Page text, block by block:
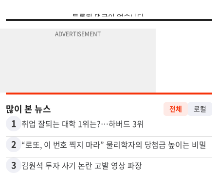
많이 본 뉴스
1 취업 잘되는 대학 1위는?…하버드 3위
2 “로또, 이 번호 찍지 마라” 물리학자의 당첨금 높이는 비밀